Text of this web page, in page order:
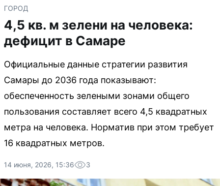
ГОРОД
4,5 кв. м зелени на человека:
дефицит в Самаре
Официальные данные стратегии развития
Самары до 2036 года показывают:
обеспеченность зелеными зонами общего
пользования составляет всего 4,5 квадратных
метра на человека. Норматив при этом требует
16 квадратных метров.
14 июня, 2026, 15:36 3